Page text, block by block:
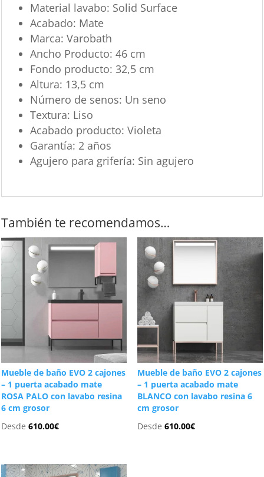
Material lavabo: Solid Surface
Acabado: Mate
Marca: Varobath
Ancho Producto: 46 cm
Fondo producto: 32,5 cm
Altura: 13,5 cm
Número de senos: Un seno
Textura: Liso
Acabado producto: Violeta
Garantía: 2 años
Agujero para grifería: Sin agujero
También te recomendamos…
Mueble de baño EVO 2 cajones
– 1 puerta acabado mate
ROSA PALO con lavabo resina
6 cm grosor
Desde610.00€
Mueble de baño EVO 2 cajones
– 1 puerta acabado mate
BLANCO con lavabo resina 6
cm grosor
Desde 610.00€